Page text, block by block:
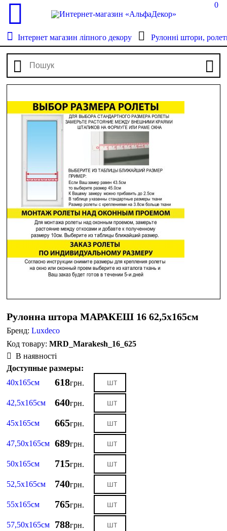
0
Інтернет магазин ліпного декору Рулонні штори,
Рулонна штора МАРАКЕШ 16 62,5х165см
Бренд:Luxdeco
MRD_Marakesh_16_625
В наявності
Доступные размеры:
40х165см
618грн.
42,5х165см 640грн.
45х165см 665грн.
47,50х165см 689грн.
50х165см 715грн.
52,5х165см 740грн.
55х165см 765грн.
57,50х165см 788грн.